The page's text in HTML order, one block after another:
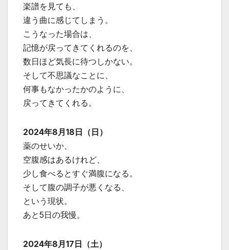
楽譜を見ても、
違う曲に感じてしまう。
こうなった場合は、
記憶が戻ってきてくれるのを、
数日ほど気長に待つしかない。
そして不思議なことに、
何事もなかったかのように、
戻ってきてくれる。
2024年8月18日（日）
薬のせいか、
空腹感はあるけれど、
少し食べるとすぐ満腹になる。
そして腹の調子が悪くなる、
という現状。
あと5日の我慢。
2024年8月17日（土）